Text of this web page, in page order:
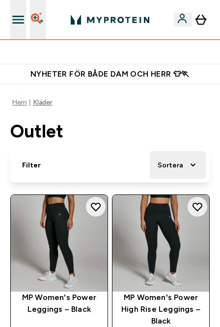
NYHETER FÖR BÅDE DAM OCH HERR 👕🏃
Hem Kläder
Outlet
Filter Sortera
MP Women's Power
Leggings – Black
MP Women's Power
High Rise Leggings –
Black